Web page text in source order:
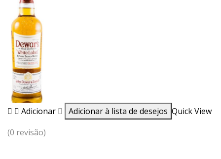
Adicionar Adicionar à lista de desejos Quick View
(0 revisão)